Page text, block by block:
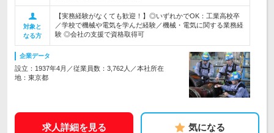
対象と
なる方
【実務経験がなくても歓迎！】◎いずれかでOK：工業高校卒
／学校で機械や電気を学んだ経験／機械・電気に関する業務経
験 ◎会社の支援で資格取得可
企業データ
設立：1937年4月／従業員数：3,762人／本社所在
地：東京都
求人詳細を見る 気になる